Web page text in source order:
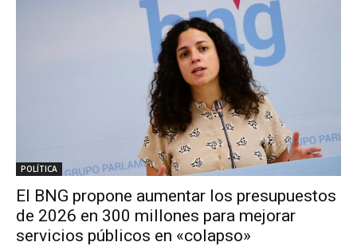
POLÍTICA
El BNG propone aumentar los presupuestos
de 2026 en 300 millones para mejorar
servicios públicos en «colapso»